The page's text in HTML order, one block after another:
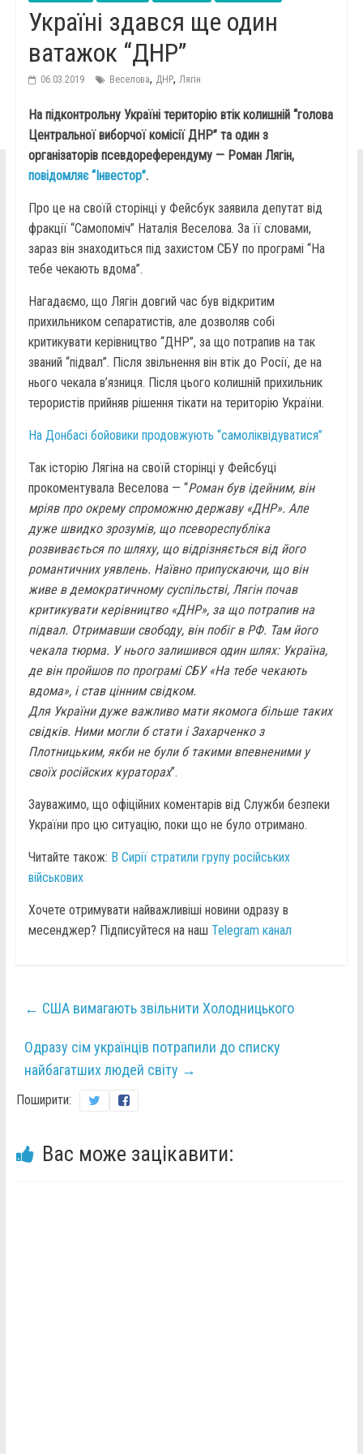
Україні здався ще один
ватажок “ДНР”
06.03.2019 Веселова, ДНР, Лягін
На підконтрольну Україні територію втік колишній “голова
Центральної виборчої комісії ДНР” та один з
організаторів псевдореферендуму — Роман Лягін,
повідомляє “Інвестор”.
Про це на своїй сторінці у Фейсбук заявила депутат від
фракції “Самопоміч” Наталія Веселова. За її словами,
зараз він знаходиться під захистом СБУ по програмі “На
тебе чекають вдома”.
Нагадаємо, що Лягін довгий час був відкритим
прихильником сепаратистів, але дозволяв собі
критикувати керівництво “ДНР”, за що потрапив на так
званий “підвал”. Після звільнення він втік до Росії, де на
нього чекала в’язниця. Після цього колишній прихильник
терористів прийняв рішення тікати на територію України.
На Донбасі бойовики продовжують “самоліквідуватися”
Так історію Лягіна на своїй сторінці у Фейсбуці
прокоментувала Веселова — “Роман був ідейним, він
мріяв про окрему спроможню державу «ДНР». Але
дуже швидко зрозумів, що псевореспубліка
розвивається по шляху, що відрізняється від його
романтичних уявлень. Наївно припускаючи, що він
живе в демократичному суспільстві, Лягін почав
критикувати керівництво «ДНР», за що потрапив на
підвал. Отримавши свободу, він побіг в РФ. Там його
чекала тюрма. У нього залишився один шлях: Україна,
де він пройшов по програмі СБУ «На тебе чекають
вдома», і став цінним свідком.
Для України дуже важливо мати якомога більше таких
свідків. Ними могли б стати і Захарченко з
Плотницьким, якби не були б такими впевненими у
своїх російских кураторах”.
Зауважимо, що офіційних коментарів від Служби безпеки
України про цю ситуацію, поки що не було отримано.
Читайте також: В Сирії стратили групу російських
військових
Хочете отримувати найважливіші новини одразу в
месенджер? Підписуйтеся на наш Telegram канал
← США вимагають звільнити Холодницького
Одразу сім українців потрапили до списку
найбагатших людей світу →
Поширити:
Вас може зацікавити: